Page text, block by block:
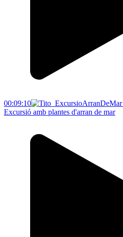
00:09:10
Excursió amb plantes d'arran de mar